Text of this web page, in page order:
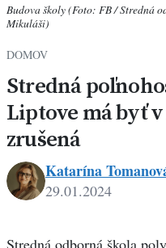
Budova školy (Foto: FB / Stredná
Mikuláši)
DOMOV
Stredná
Liptove má byť
zrušená
Tomanová
Katarína
29.01.2024
Stredná odborná škola